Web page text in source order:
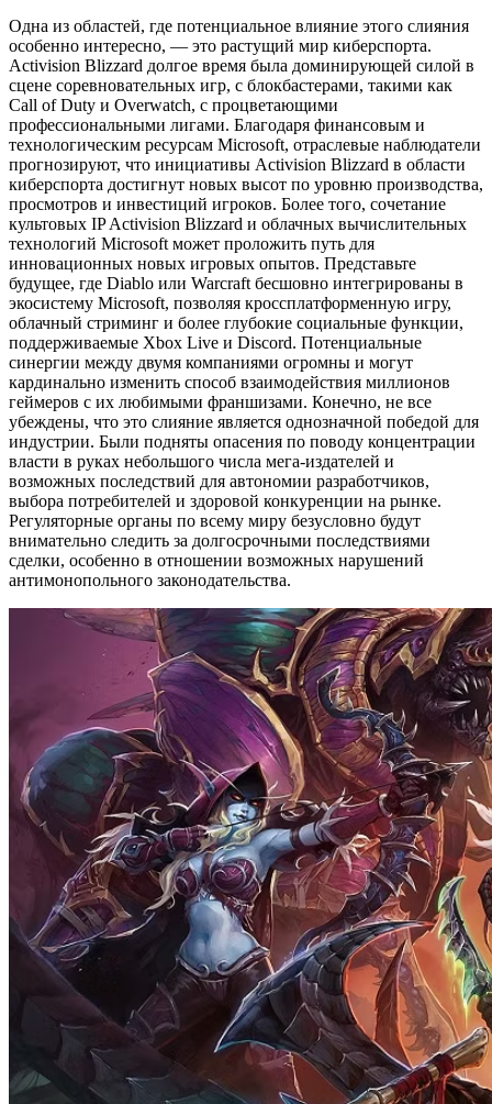
Одна из областей, где потенциальное влияние этого слияния
особенно интересно, — это растущий мир киберспорта.
Activision Blizzard долгое время была доминирующей силой в
сцене соревновательных игр, с блокбастерами, такими как
Call of Duty и Overwatch, с процветающими
профессиональными лигами. Благодаря финансовым и
технологическим ресурсам Microsoft, отраслевые наблюдатели
прогнозируют, что инициативы Activision Blizzard в области
киберспорта достигнут новых высот по уровню производства,
просмотров и инвестиций игроков. Более того, сочетание
культовых IP Activision Blizzard и облачных вычислительных
технологий Microsoft может проложить путь для
инновационных новых игровых опытов. Представьте
будущее, где Diablo или Warcraft бесшовно интегрированы в
экосистему Microsoft, позволяя кроссплатформенную игру,
облачный стриминг и более глубокие социальные функции,
поддерживаемые Xbox Live и Discord. Потенциальные
синергии между двумя компаниями огромны и могут
кардинально изменить способ взаимодействия миллионов
геймеров с их любимыми франшизами. Конечно, не все
убеждены, что это слияние является однозначной победой для
индустрии. Были подняты опасения по поводу концентрации
власти в руках небольшого числа мега-издателей и
возможных последствий для автономии разработчиков,
выбора потребителей и здоровой конкуренции на рынке.
Регуляторные органы по всему миру безусловно будут
внимательно следить за долгосрочными последствиями
сделки, особенно в отношении возможных нарушений
антимонопольного законодательства.